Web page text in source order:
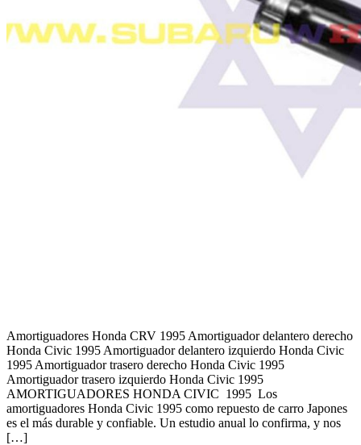
Amortiguadores Honda CRV 1995 Amortiguador delantero derecho
Honda Civic 1995 Amortiguador delantero izquierdo Honda Civic
1995 Amortiguador trasero derecho Honda Civic 1995
Amortiguador trasero izquierdo Honda Civic 1995
AMORTIGUADORES HONDA CIVIC 1995 Los
amortiguadores Honda Civic 1995 como repuesto de carro Japones
es el más durable y confiable. Un estudio anual lo confirma, y nos
[…]